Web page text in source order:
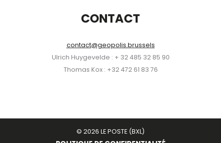
CONTACT
contact@geopolis.brussels
Ulrich Huygevelde : + 32 485 32 85 90
Thomas Kox : +32 472 61 83 76
© 2026 LE POSTE (BXL)